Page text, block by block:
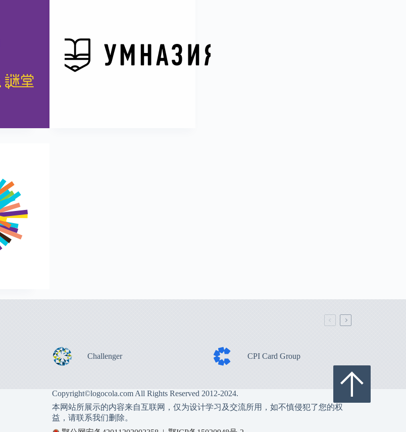
Challenger CPI Card Group
Copyright©logocola.com All Rights Reserved 2012-2024.
本网站所展示的内容来自互联网，仅为设计学习及交流所用，如不慎侵犯了您的权
益，请联系我们删除。